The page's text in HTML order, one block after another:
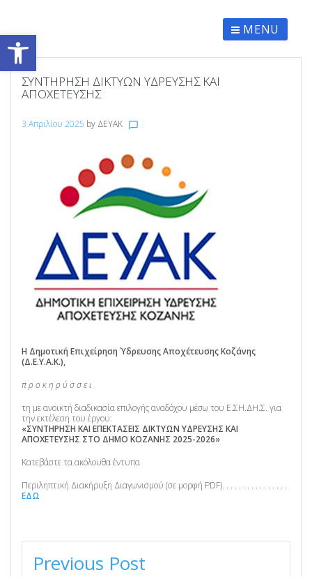
Ανοίξτε τη γραμμή εργαλείων MENU
ΣΥΝΤΗΡΗΣΗ ΔΙΚΤΥΩΝ ΥΔΡΕΥΣΗΣ ΚΑΙ
ΑΠΟΧΕΤΕΥΣΗΣ
3 Απριλίου 2025 by ΔΕΥΑΚ chat_bubble_outline
Η Δημοτική Επιχείρηση Ύδρευσης Αποχέτευσης Κοζάνης
(Δ.Ε.Υ.Α.Κ.),
π ρ ο κ η ρ ύ σ σ ε ι
τη με ανοικτή διαδικασία επιλογής αναδόχου μέσω του Ε.ΣΗ.ΔΗ.Σ. για
την εκτέλεση του έργου:
«ΣΥΝΤΗΡΗΣΗ ΚΑΙ ΕΠΕΚΤΑΣΕΙΣ ΔΙΚΤΥΩΝ ΥΔΡΕΥΣΗΣ ΚΑΙ
ΑΠΟΧΕΤΕΥΣΗΣ ΣΤΟ ΔΗΜΟ ΚΟΖΑΝΗΣ 2025-2026»
Κατεβάστε τα ακόλουθα έντυπα
Περιληπτική Διακήρυξη Διαγωνισμού (σε μορφή PDF). . . . . . . . . . . . . . . .
ΕΔΩ
ΠΛΟΉΓΗΣΗ
ΆΡΘΡΩΝ
Previous Post